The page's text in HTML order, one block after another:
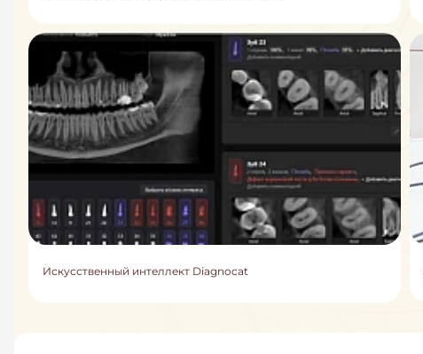
Искусственный интеллект Diagnocat